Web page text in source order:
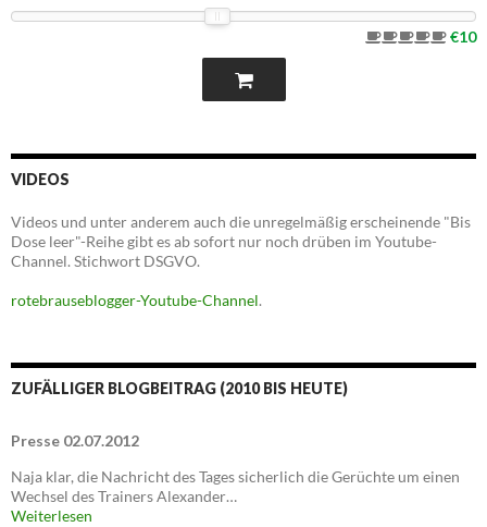
€10
VIDEOS
Videos und unter anderem auch die unregelmäßig erscheinende "Bis
Dose leer"-Reihe gibt es ab sofort nur noch drüben im Youtube-
Channel. Stichwort DSGVO.
rotebrauseblogger-Youtube-Channel.
ZUFÄLLIGER BLOGBEITRAG (2010 BIS HEUTE)
Presse 02.07.2012
Naja klar, die Nachricht des Tages sicherlich die Gerüchte um einen
Wechsel des Trainers Alexander…
Weiterlesen